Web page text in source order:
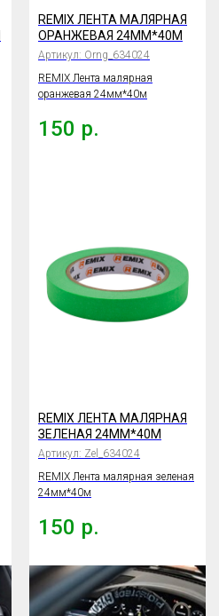
REMIX ЛЕНТА МАЛЯРНАЯ
ОРАНЖЕВАЯ 24ММ*40М
Артикул: Orng_634024
REMIX Лента малярная
оранжевая 24мм*40м
150 р.
REMIX ЛЕНТА МАЛЯРНАЯ
ЗЕЛЕНАЯ 24ММ*40М
Артикул: Zel_634024
REMIX Лента малярная зеленая
24мм*40м
150 р.